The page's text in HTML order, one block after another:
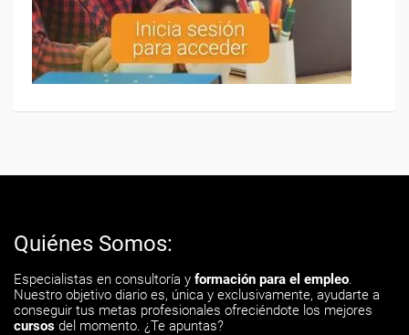
Quiénes Somos:
Especialistas en consultoría y formación para el empleo.
Nuestro objetivo diario es, única y exclusivamente, ayudarte a
conseguir tus metas profesionales ofreciéndote los mejores
cursos del momento. ¿Te apuntas?